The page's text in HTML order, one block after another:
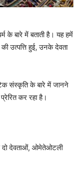
के बारे में बताती है। यह हमें
उत्पत्ति हुई, उनके देवता
संस्कृति के बारे में जानने
कर रहा है।
दो देवताओं, ओमेतेओटली